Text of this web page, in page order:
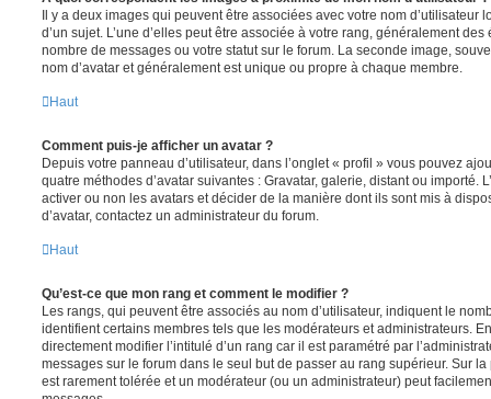
Il y a deux images qui peuvent être associées avec votre nom d’utilisateur
d’un sujet. L’une d’elles peut être associée à votre rang, généralement
nombre de messages ou votre statut sur le forum. La seconde image,
nom d’avatar et généralement est unique ou propre à chaque membre.
Haut
Comment puis-je afficher un avatar ?
Depuis votre panneau d’utilisateur, dans l’onglet « profil » vous pouvez
quatre méthodes d’avatar suivantes : Gravatar, galerie, distant ou importé.
activer ou non les avatars et décider de la manière dont ils sont mis à
d’avatar, contactez un administrateur du forum.
Haut
Qu’est-ce que mon rang et comment le modifier ?
Les rangs, qui peuvent être associés au nom d’utilisateur, indiquent le
identifient certains membres tels que les modérateurs et administrateurs.
directement modifier l’intitulé d’un rang car il est paramétré par
messages sur le forum dans le seul but de passer au rang supérieur. Sur
est rarement tolérée et un modérateur (ou un administrateur) peut